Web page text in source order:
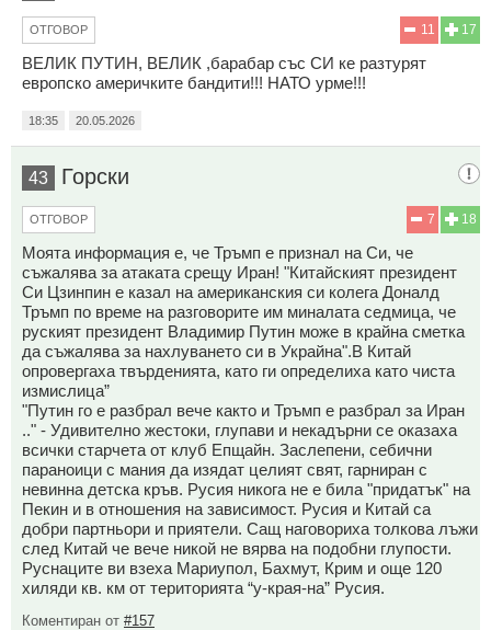
17
11
ОТГОВОР
ВЕЛИК ПУТИН, ВЕЛИК ,барабар със СИ ке разтурят
европско америчките бандити!!! НАТО урме!!!
18:35 20.05.2026
43 Горски
18
7
ОТГОВОР
Моята информация е, че Тръмп е признал на Си, че
съжалява за атаката срещу Иран! "Китайският президент
Си Цзинпин е казал на американския си колега Доналд
Тръмп по време на разговорите им миналата седмица, че
руският президент Владимир Путин може в крайна сметка
да съжалява за нахлуването си в Украйна".В Китай
опровергаха твърденията, като ги определиха като чиста
измислица”
"Путин го е разбрал вече както и Тръмп е разбрал за Иран
.." - Удивително жестоки, глупави и некадърни се оказаха
всички старчета от клуб Епщайн. Заслепени, себични
параноици с мания да изядат целият свят, гарниран с
невинна детска кръв. Русия никога не е била "придатък" на
Пекин и в отношения на зависимост. Русия и Китай са
добри партньори и приятели. Сащ наговориха толкова лъжи
след Китай че вече никой не вярва на подобни глупости.
Руснаците ви взеха Мариупол, Бахмут, Крим и още 120
хиляди кв. км от територията “у-края-на” Русия.
Коментиран от #157